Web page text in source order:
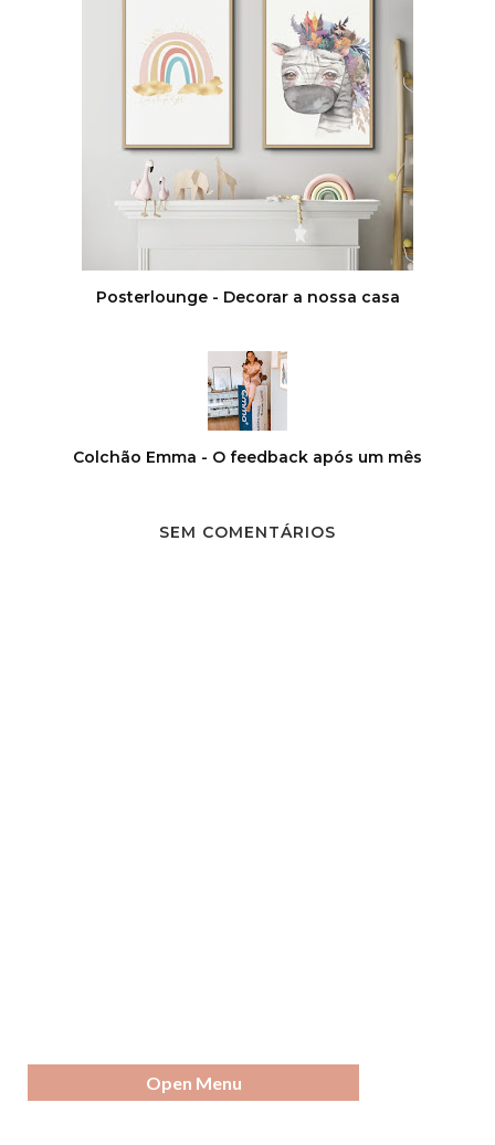
Posterlounge - Decorar a nossa casa
Colchão Emma - O feedback após um mês
SEM COMENTÁRIOS
Open Menu